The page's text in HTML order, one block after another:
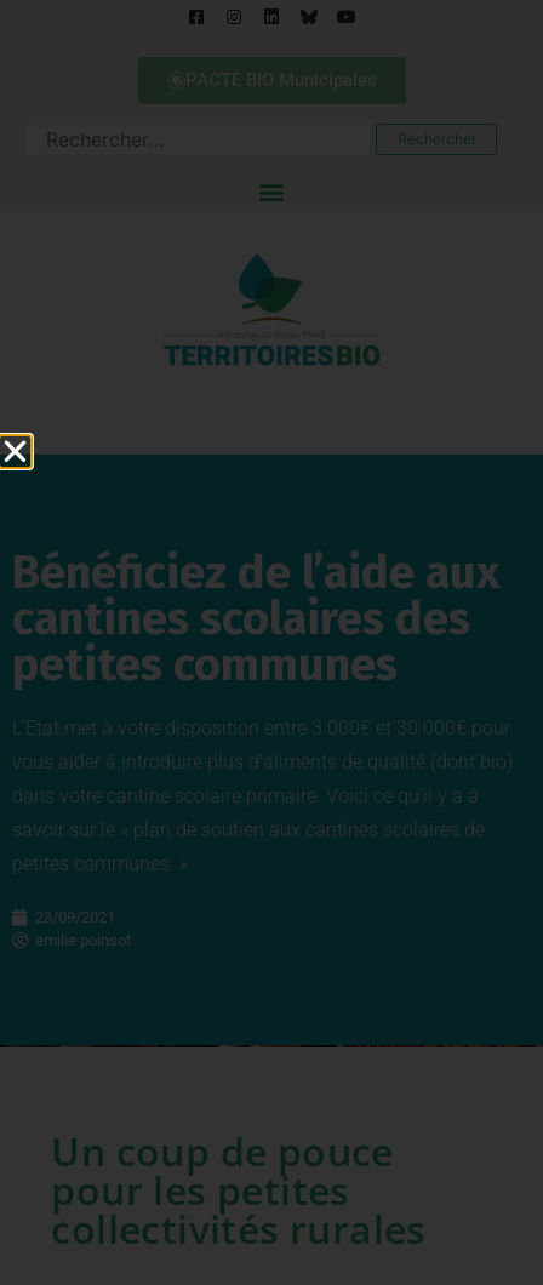
PACTE BIO Municipales
Bénéficiez de l’aide aux
cantines scolaires des
petites communes
L’Etat met à votre disposition entre 3 000€ et 30 000€ pour
vous aider à introduire plus d’aliments de qualité (dont bio)
dans votre cantine scolaire primaire. Voici ce qu’il y a à
savoir sur le « plan de soutien aux cantines scolaires de
petites communes. »
23/09/2021
emilie poinsot
Un coup de pouce
pour les petites
collectivités rurales